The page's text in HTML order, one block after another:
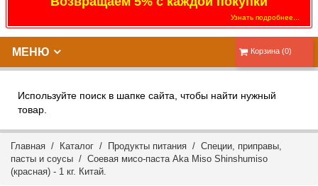
Узнать подробнее...
Корзина (0)
МЕНЮ
Используйте поиск в шапке сайта, чтобы найти нужный
товар.
Главная / Каталог / Продукты питания / Специи, приправы,
пасты и соусы / Соевая мисо-паста Aka Miso Shinshumiso
(красная) - 1 кг. Китай.